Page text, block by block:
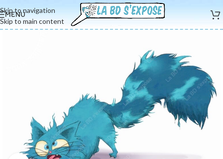
Skip to navigation
Skip to main content
MENU